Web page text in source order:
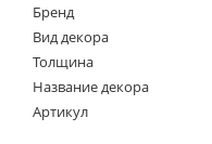
Бренд
Вид декора
Толщина
Название декора
Артикул